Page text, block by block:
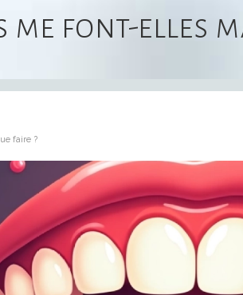
me font-elles
faire ?